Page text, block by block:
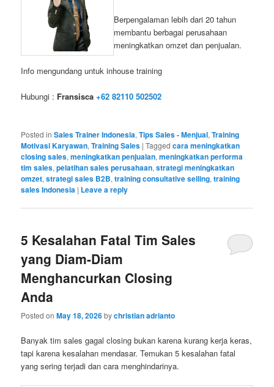
Berpengalaman lebih dari 20 tahun
membantu berbagai perusahaan
meningkatkan omzet dan penjualan.
Info mengundang untuk inhouse training
Hubungi : Fransisca+62 82110 502502
Posted in Sales Trainer Indonesia,Tips Sales - Menjual,Training
Motivasi Karyawan,Training Sales |Tagged cara meningkatkan
closing sales,meningkatkan penjualan,meningkatkan performa
tim sales,pelatihan sales perusahaan,strategi meningkatkan
omzet,strategi sales B2B,training consultative selling,training
sales Indonesia | Leave a reply
5 Kesalahan Fatal Tim Sales
yang Diam-Diam
Menghancurkan Closing
Anda
Posted onMay 18, 2026bychristian adrianto
Banyak tim sales gagal closing bukan karena kurang kerja keras,
tapi karena kesalahan mendasar. Temukan 5 kesalahan fatal
yang sering terjadi dan cara menghindarinya.